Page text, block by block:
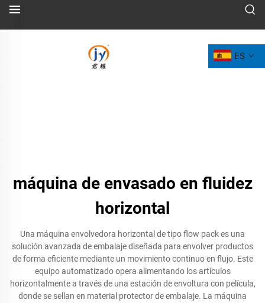
ES
máquina de envasado en fluidez
horizontal
Una máquina envolvedora horizontal de tipo flow pack es una
solución avanzada de embalaje diseñada para envolver productos
de forma eficiente mediante un movimiento continuo en flujo. Este
equipo automatizado opera alimentando los artículos
horizontalmente a través de una estación de envoltura con película,
donde se sellan en material protector de embalaje. La máquina